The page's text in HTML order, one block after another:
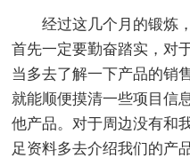
经过这几个月的锻炼
首先一定要勤奋踏实，对
当多去了解一下产品的销
就能顺便摸清一些项目信
他产品。对于周边没有和
足资料多去介绍我们的产